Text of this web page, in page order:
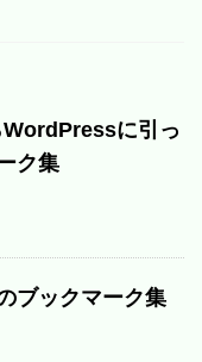
に引っ
ク集
ブックマーク集